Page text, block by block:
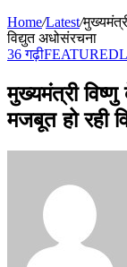
Home/Latest/
विद्युत अधोसंरचना
36 गढ़ीFEATURED
मुख्यमंत्री
मजबूत हो रही